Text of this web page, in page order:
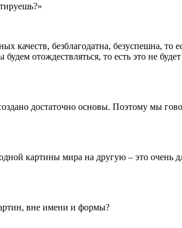
безблагодатна, безуспешна, то
отождествляться, то есть это не
достаточно основы. Поэтому мы
картины мира на другую – это
вне имени и формы?